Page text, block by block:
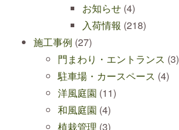
お知らせ (4)
入荷情報 (218)
施工事例 (27)
門まわり・エントランス (3)
駐車場・カースペース (4)
洋風庭園 (11)
和風庭園 (4)
植栽管理 (3)